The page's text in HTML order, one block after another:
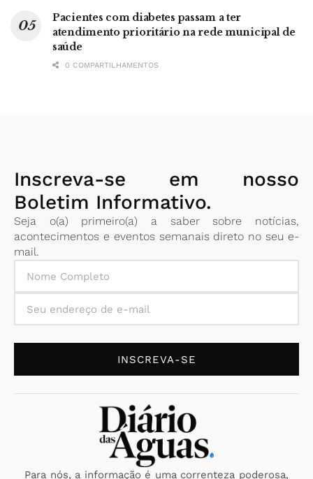
Pacientes com diabetes passam a ter
atendimento prioritário na rede municipal de
saúde
0 COMPARTILHAMENTOS
Inscreva-se em nosso
Boletim Informativo.
Seja o(a) primeiro(a) a saber sobre notícias,
acontecimentos e eventos semanais direto no seu e-
mail.
INSCREVA-SE
Para nós, a informação é uma correnteza poderosa,